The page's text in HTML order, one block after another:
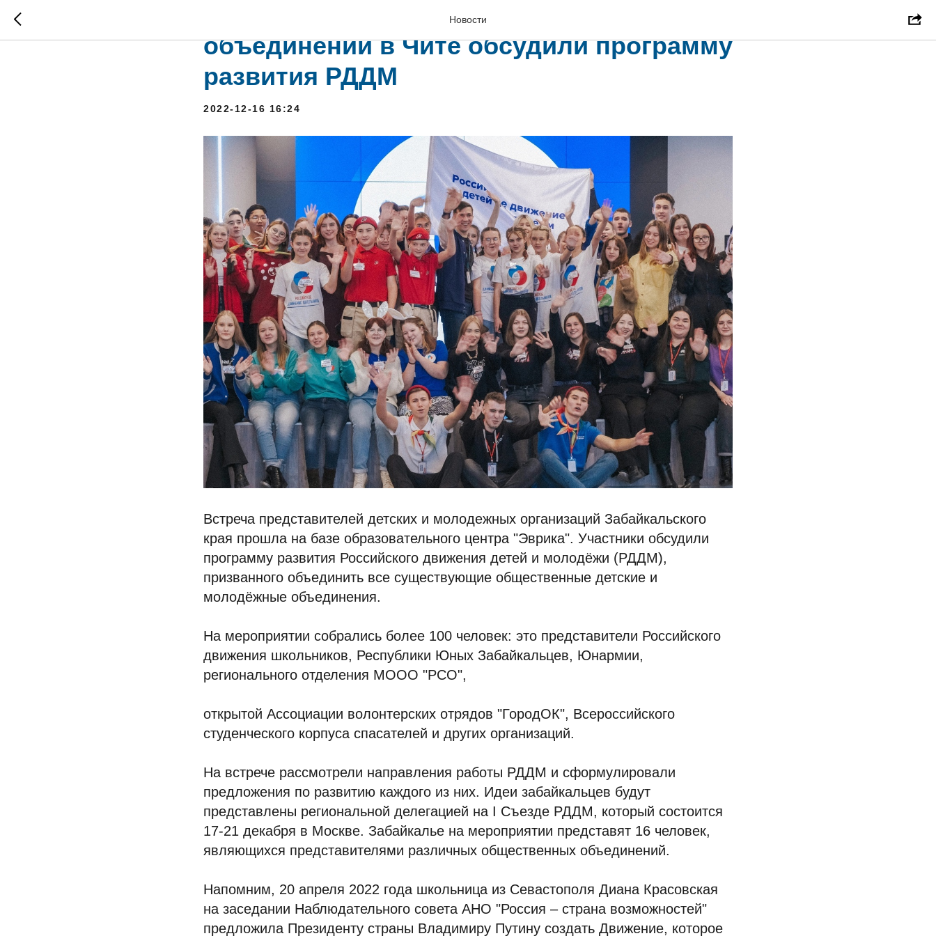
Новости
Представители детских общественных
объединений в Чите обсудили программу
развития РДДМ
2022-12-16 16:24
Встреча представителей детских и молодежных организаций Забайкальского
края прошла на базе образовательного центра "Эврика". Участники обсудили
программу развития Российского движения детей и молодёжи (РДДМ),
призванного объединить все существующие общественные детские и
молодёжные объединения.
На мероприятии собрались более 100 человек: это представители Российского
движения школьников, Республики Юных Забайкальцев, Юнармии,
регионального отделения МООО "РСО",
открытой Ассоциации волонтерских отрядов "ГородОК", Всероссийского
студенческого корпуса спасателей и других организаций.
На встрече рассмотрели направления работы РДДМ и сформулировали
предложения по развитию каждого из них. Идеи забайкальцев будут
представлены региональной делегацией на I Съезде РДДМ, который состоится
17-21 декабря в Москве. Забайкалье на мероприятии представят 16 человек,
являющихся представителями различных общественных объединений.
Напомним, 20 апреля 2022 года школьница из Севастополя Диана Красовская
на заседании Наблюдательного совета АНО "Россия – страна возможностей"
предложила Президенту страны Владимиру Путину создать Движение, которое